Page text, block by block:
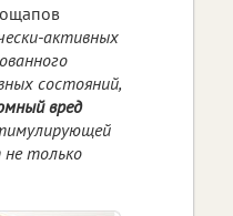
активных
состояний,
вред
не только